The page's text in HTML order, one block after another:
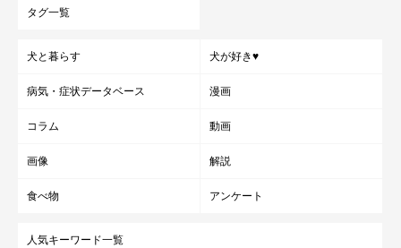
タグ一覧
犬と暮らす 犬が好き♥
病気・症状データベース 漫画
コラム 動画
画像 解説
食べ物 アンケート
人気キーワード一覧